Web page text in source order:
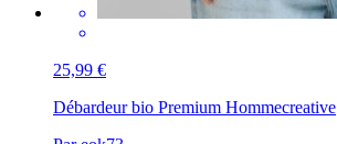
25,99 €
Débardeur bio Premium Hommecreative